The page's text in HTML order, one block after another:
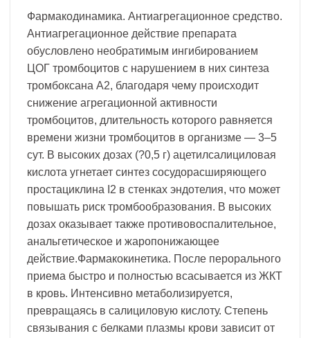
Фармакодинамика. Антиагрегационное средство.
Антиагрегационное действие препарата
обусловлено необратимым ингибированием
ЦОГ тромбоцитов с нарушением в них синтеза
тромбоксана А2, благодаря чему происходит
снижение агрегационной активности
тромбоцитов, длительность которого равняется
времени жизни тромбоцитов в организме — 3–5
сут. В высоких дозах (?0,5 г) ацетилсалициловая
кислота угнетает синтез сосудорасширяющего
простациклина I2 в стенках эндотелия, что может
повышать риск тромбообразования. В высоких
дозах оказывает также противовоспалительное,
анальгетическое и жаропонижающее
действие.Фармакокинетика. После перорального
приема быстро и полностью всасывается из ЖКТ
в кровь. Интенсивно метаболизируется,
превращаясь в салициловую кислоту. Степень
связывания с белками плазмы крови зависит от